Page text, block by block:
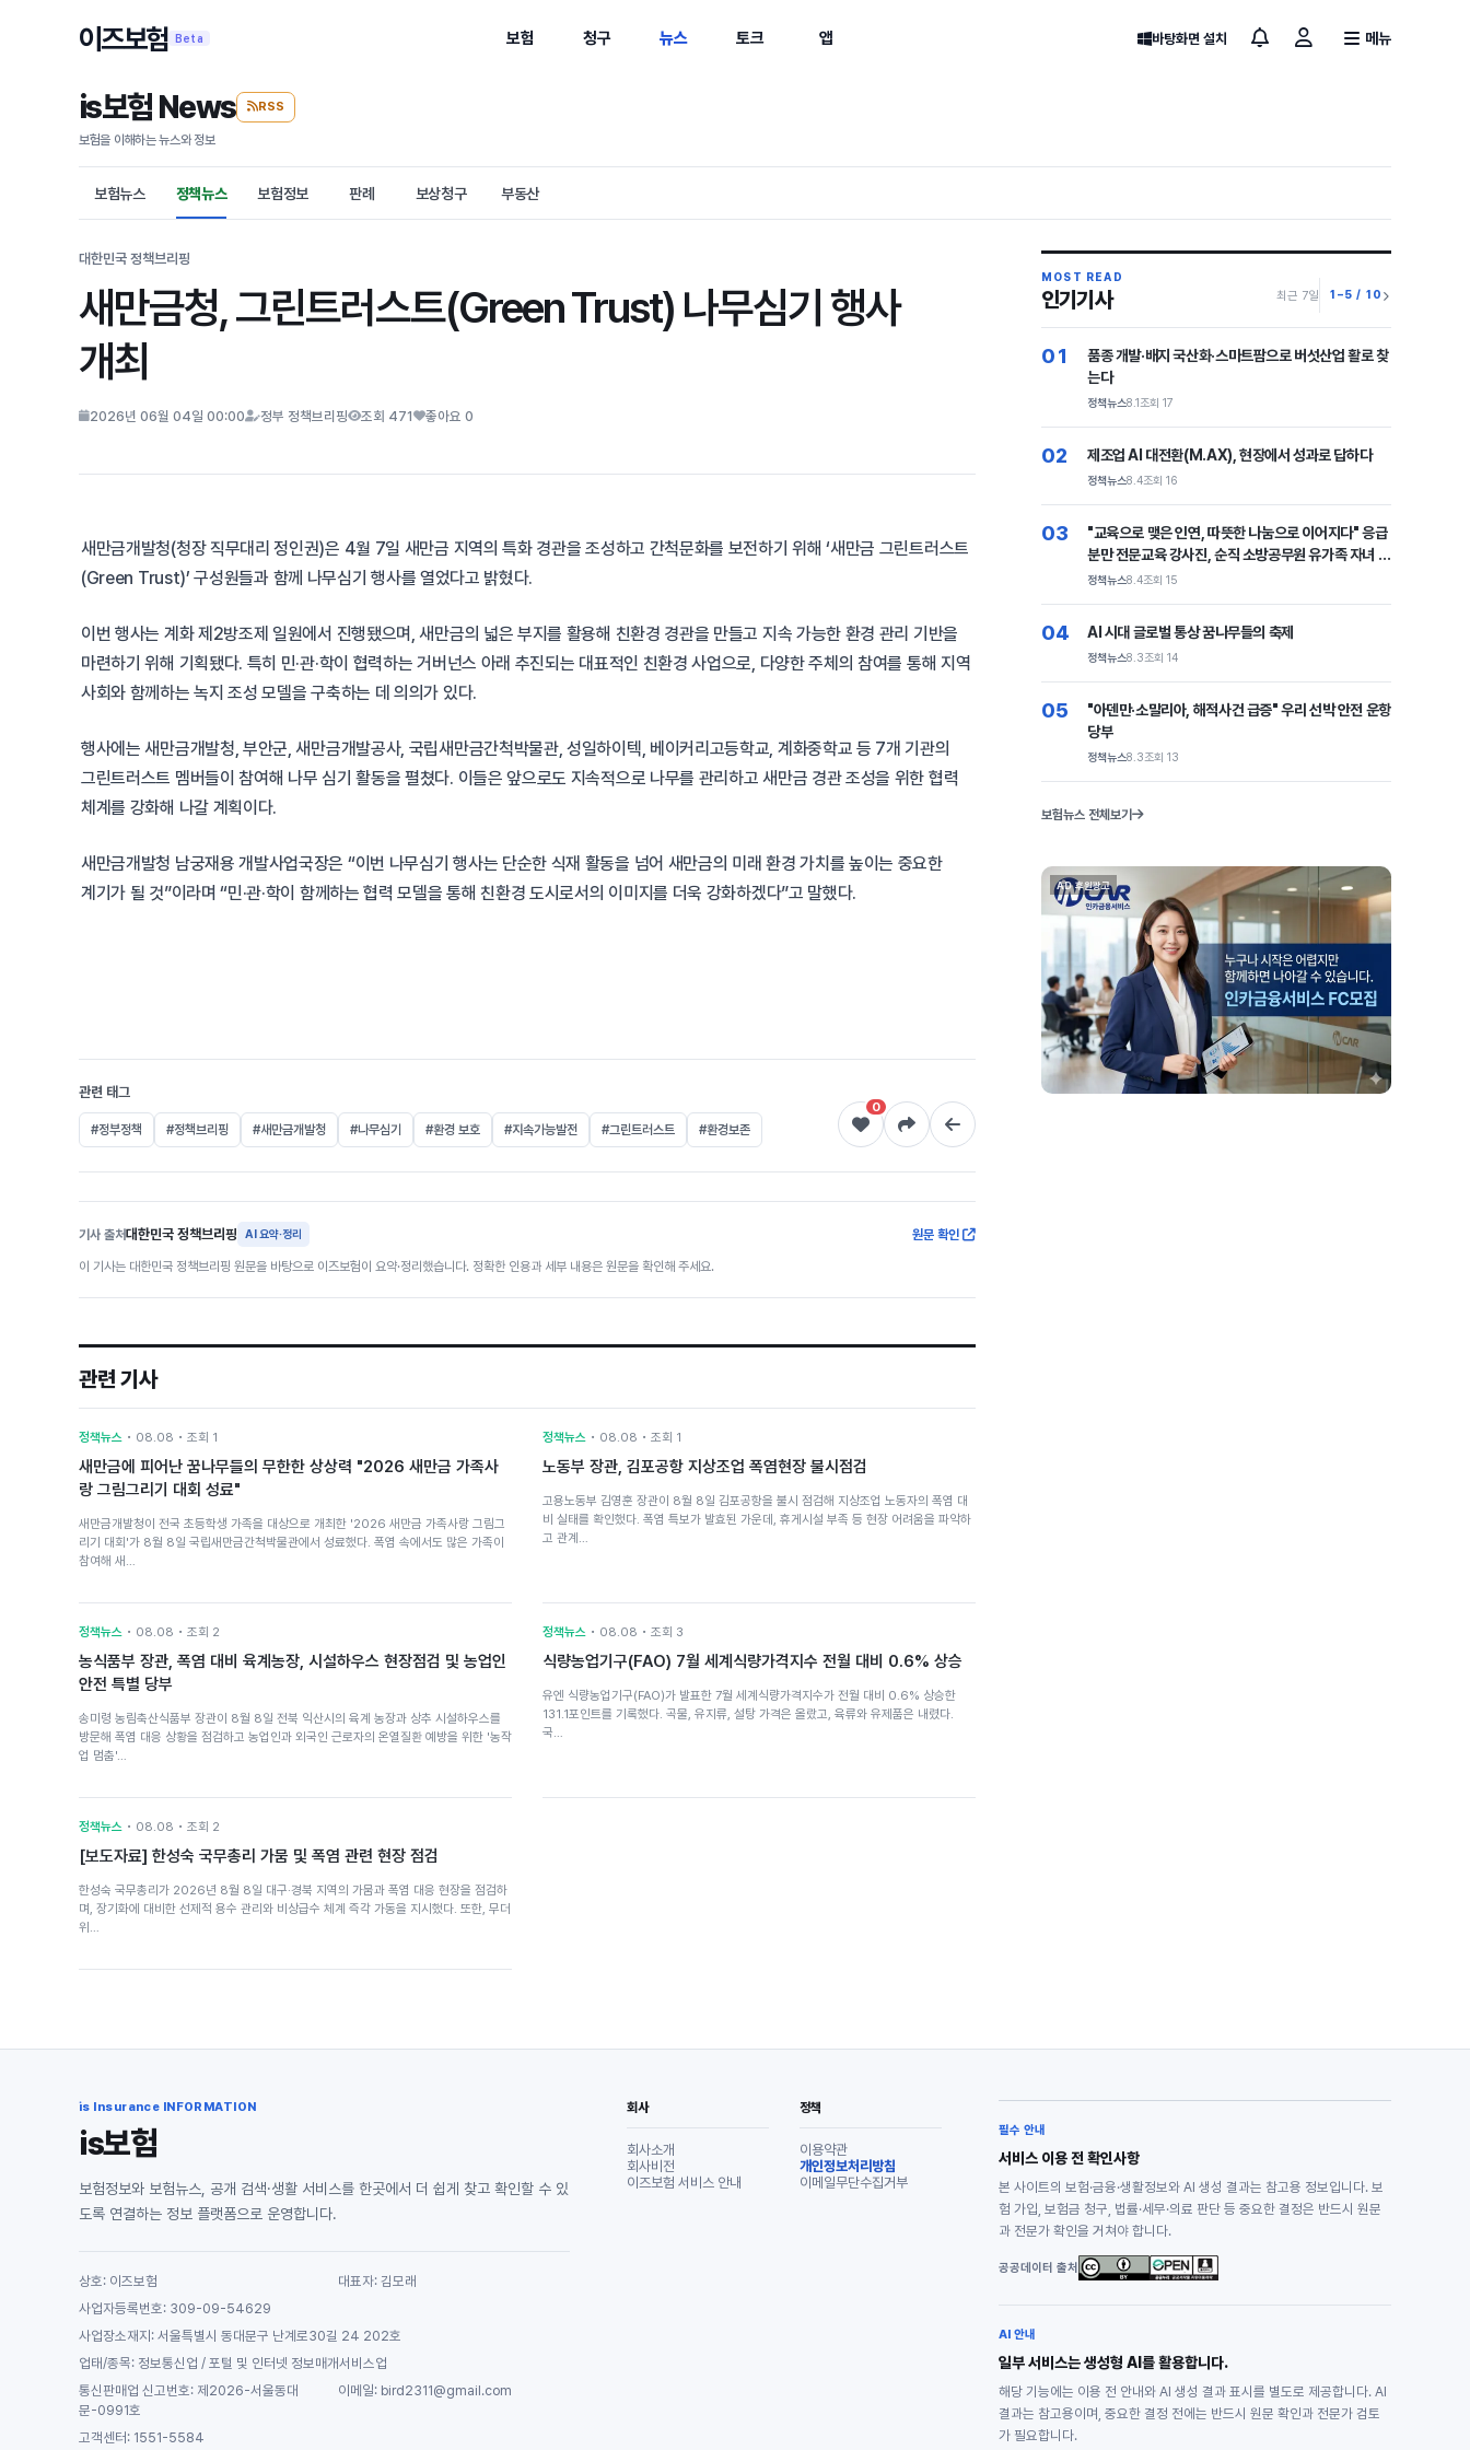
이즈보험 Beta 보험 청구 뉴스 토크 앱 바탕화면 설치 메뉴
is보험 News RSS
보험을 이해하는 뉴스와 정보
보험뉴스 정책뉴스 보험정보 판례 보상청구 부동산
대한민국 정책브리핑
새만금청, 그린트러스트(Green Trust) 나무심기 행사
개최
2026년 06월 04일 00:00 정부 정책브리핑 조회 471 좋아요 0
새만금개발청(청장 직무대리 정인권)은 4월 7일 새만금 지역의 특화 경관을 조성하고 간척문화를 보전하기 위해 ‘새만금 그린트러스트
(Green Trust)’ 구성원들과 함께 나무심기 행사를 열었다고 밝혔다.
이번 행사는 계화 제2방조제 일원에서 진행됐으며, 새만금의 넓은 부지를 활용해 친환경 경관을 만들고 지속 가능한 환경 관리 기반을
마련하기 위해 기획됐다. 특히 민·관·학이 협력하는 거버넌스 아래 추진되는 대표적인 친환경 사업으로, 다양한 주체의 참여를 통해 지역
사회와 함께하는 녹지 조성 모델을 구축하는 데 의의가 있다.
행사에는 새만금개발청, 부안군, 새만금개발공사, 국립새만금간척박물관, 성일하이텍, 베이커리고등학교, 계화중학교 등 7개 기관의
그린트러스트 멤버들이 참여해 나무 심기 활동을 펼쳤다. 이들은 앞으로도 지속적으로 나무를 관리하고 새만금 경관 조성을 위한 협력
체계를 강화해 나갈 계획이다.
새만금개발청 남궁재용 개발사업국장은 “이번 나무심기 행사는 단순한 식재 활동을 넘어 새만금의 미래 환경 가치를 높이는 중요한
계기가 될 것”이라며 “민·관·학이 함께하는 협력 모델을 통해 친환경 도시로서의 이미지를 더욱 강화하겠다”고 말했다.
관련 태그
#정부정책 #정책브리핑 #새만금개발청 #나무심기 #환경 보호 #지속가능발전 #그린트러스트 #환경보존
0
기사 출처대한민국 정책브리핑 AI 요약·정리 원문 확인
이 기사는 대한민국 정책브리핑 원문을 바탕으로 이즈보험이 요약·정리했습니다. 정확한 인용과 세부 내용은 원문을 확인해 주세요.
관련 기사
정책뉴스 • 08.08 • 조회 1
새만금에 피어난 꿈나무들의 무한한 상상력 "2026 새만금 가족사
랑 그림그리기 대회 성료"
새만금개발청이 전국 초등학생 가족을 대상으로 개최한 '2026 새만금 가족사랑 그림그
리기 대회'가 8월 8일 국립새만금간척박물관에서 성료했다. 폭염 속에서도 많은 가족이
참여해 새…
정책뉴스 • 08.08 • 조회 1
노동부 장관, 김포공항 지상조업 폭염현장 불시점검
고용노동부 김영훈 장관이 8월 8일 김포공항을 불시 점검해 지상조업 노동자의 폭염 대
비 실태를 확인했다. 폭염 특보가 발효된 가운데, 휴게시설 부족 등 현장 어려움을 파악하
고 관계…
정책뉴스 • 08.08 • 조회 2
농식품부 장관, 폭염 대비 육계농장, 시설하우스 현장점검 및 농업인
안전 특별 당부
송미령 농림축산식품부 장관이 8월 8일 전북 익산시의 육계 농장과 상추 시설하우스를
방문해 폭염 대응 상황을 점검하고 농업인과 외국인 근로자의 온열질환 예방을 위한 '농작
업 멈춤'…
정책뉴스 • 08.08 • 조회 3
식량농업기구(FAO) 7월 세계식량가격지수 전월 대비 0.6% 상승
유엔 식량농업기구(FAO)가 발표한 7월 세계식량가격지수가 전월 대비 0.6% 상승한
131.1포인트를 기록했다. 곡물, 유지류, 설탕 가격은 올랐고, 육류와 유제품은 내렸다.
국…
정책뉴스 • 08.08 • 조회 2
[보도자료] 한성숙 국무총리 가뭄 및 폭염 관련 현장 점검
한성숙 국무총리가 2026년 8월 8일 대구·경북 지역의 가뭄과 폭염 대응 현장을 점검하
며, 장기화에 대비한 선제적 용수 관리와 비상급수 체계 즉각 가동을 지시했다. 또한, 무더
위…
MOST READ
인기기사 최근 7일 1–5 / 10
01
품종 개발·배지 국산화·스마트팜으로 버섯산업 활로 찾
는다
정책뉴스8.1조회 17
02 제조업 AI 대전환(M.AX), 현장에서 성과로 답하다
정책뉴스8.4조회 16
03
"교육으로 맺은 인연, 따뜻한 나눔으로 이어지다" 응급
분만 전문교육 강사진, 순직 소방공무원 유가족 자녀 장
학금 전달
정책뉴스8.4조회 15
04 AI 시대 글로벌 통상 꿈나무들의 축제
정책뉴스8.3조회 14
05
"아덴만·소말리아, 해적사건 급증" 우리 선박 안전 운항
당부
정책뉴스8.3조회 13
보험뉴스 전체보기
AD 후원광고
is Insurance INFORMATION
is보험
보험정보와 보험뉴스, 공개 검색·생활 서비스를 한곳에서 더 쉽게 찾고 확인할 수 있
도록 연결하는 정보 플랫폼으로 운영합니다.
상호: 이즈보험
대표자: 김모래
사업자등록번호: 309-09-54629
사업장소재지: 서울특별시 동대문구 난계로30길 24 202호
업태/종목: 정보통신업 / 포털 및 인터넷 정보매개서비스업
통신판매업 신고번호: 제2026-서울동대
문-0991호
이메일: bird2311@gmail.com
고객센터: 1551-5584
회사
회사소개
회사비전
이즈보험 서비스 안내
정책
이용약관
개인정보처리방침
이메일무단수집거부
필수 안내
서비스 이용 전 확인사항
본 사이트의 보험·금융·생활정보와 AI 생성 결과는 참고용 정보입니다. 보
험 가입, 보험금 청구, 법률·세무·의료 판단 등 중요한 결정은 반드시 원문
과 전문가 확인을 거쳐야 합니다.
공공데이터 출처
AI 안내
일부 서비스는 생성형 AI를 활용합니다.
해당 기능에는 이용 전 안내와 AI 생성 결과 표시를 별도로 제공합니다. AI
결과는 참고용이며, 중요한 결정 전에는 반드시 원문 확인과 전문가 검토
가 필요합니다.